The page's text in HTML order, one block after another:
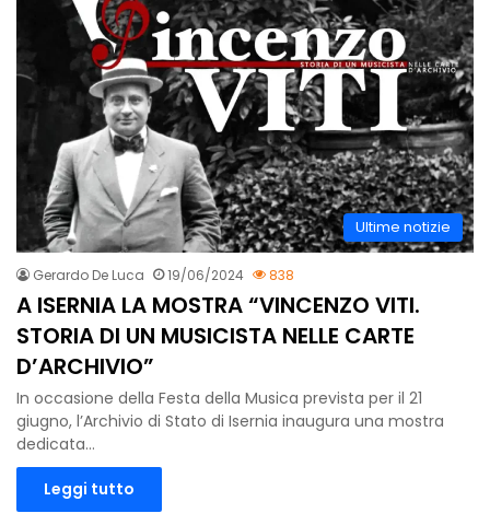
Ultime notizie
Gerardo De Luca 19/06/2024 838
A ISERNIA LA MOSTRA “VINCENZO VITI.
STORIA DI UN MUSICISTA NELLE CARTE
D’ARCHIVIO”
In occasione della Festa della Musica prevista per il 21
giugno, l’Archivio di Stato di Isernia inaugura una mostra
dedicata…
Leggi tutto